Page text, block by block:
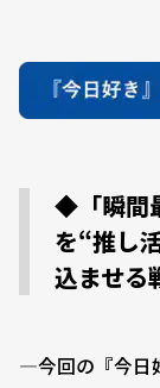
◆「瞬間
を“推し
込ませる
―今回の『今日